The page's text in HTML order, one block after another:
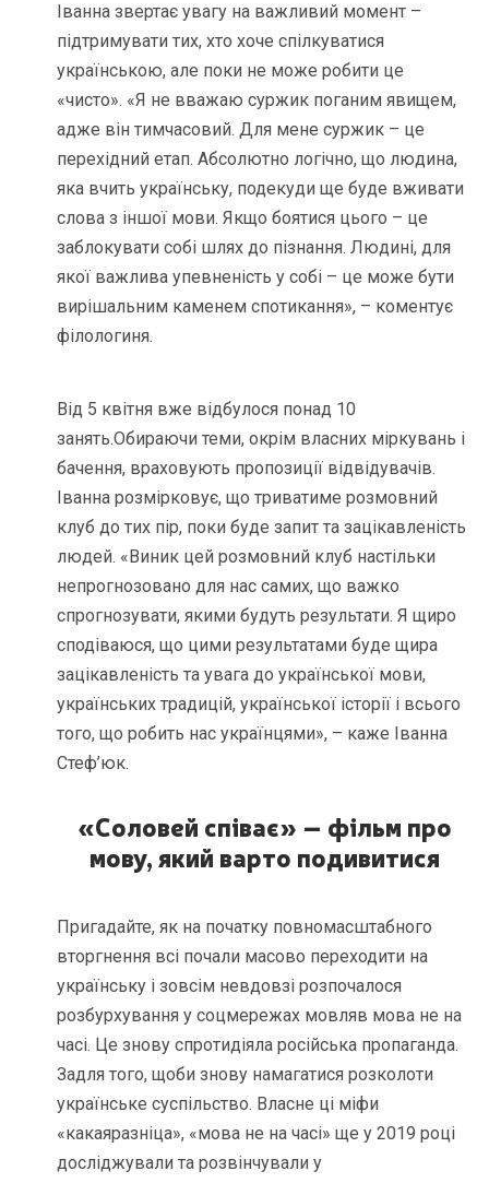
Іванна звертає увагу на важливий момент –
підтримувати тих, хто хоче спілкуватися
українською, але поки не може робити це
«чисто». «Я не вважаю суржик поганим явищем,
адже він тимчасовий. Для мене суржик – це
перехідний етап. Абсолютно логічно, що людина,
яка вчить українську, подекуди ще буде вживати
слова з іншої мови. Якщо боятися цього – це
заблокувати собі шлях до пізнання. Людині, для
якої важлива упевненість у собі – це може бути
вирішальним каменем спотикання», – коментує
філологиня.
Від 5 квітня вже відбулося понад 10
занять.Обираючи теми, окрім власних міркувань і
бачення, враховують пропозиції відвідувачів.
Іванна розмірковує, що триватиме розмовний
клуб до тих пір, поки буде запит та зацікавленість
людей. «Виник цей розмовний клуб настільки
непрогнозовано для нас самих, що важко
спрогнозувати, якими будуть результати. Я щиро
сподіваюся, що цими результатами буде щира
зацікавленість та увага до української мови,
українських традицій, української історії і всього
того, що робить нас українцями», – каже Іванна
Стеф’юк.
«Соловей співає» – фільм про
мову, який варто подивитися
Пригадайте, як на початку повномасштабного
вторгнення всі почали масово переходити на
українську і зовсім невдовзі розпочалося
розбурхування у соцмережах мовляв мова не на
часі. Це знову спротидіяла російська пропаганда.
Задля того, щоби знову намагатися розколоти
українське суспільство. Власне ці міфи
«какаяразніца», «мова не на часі» ще у 2019 році
досліджували та розвінчували у